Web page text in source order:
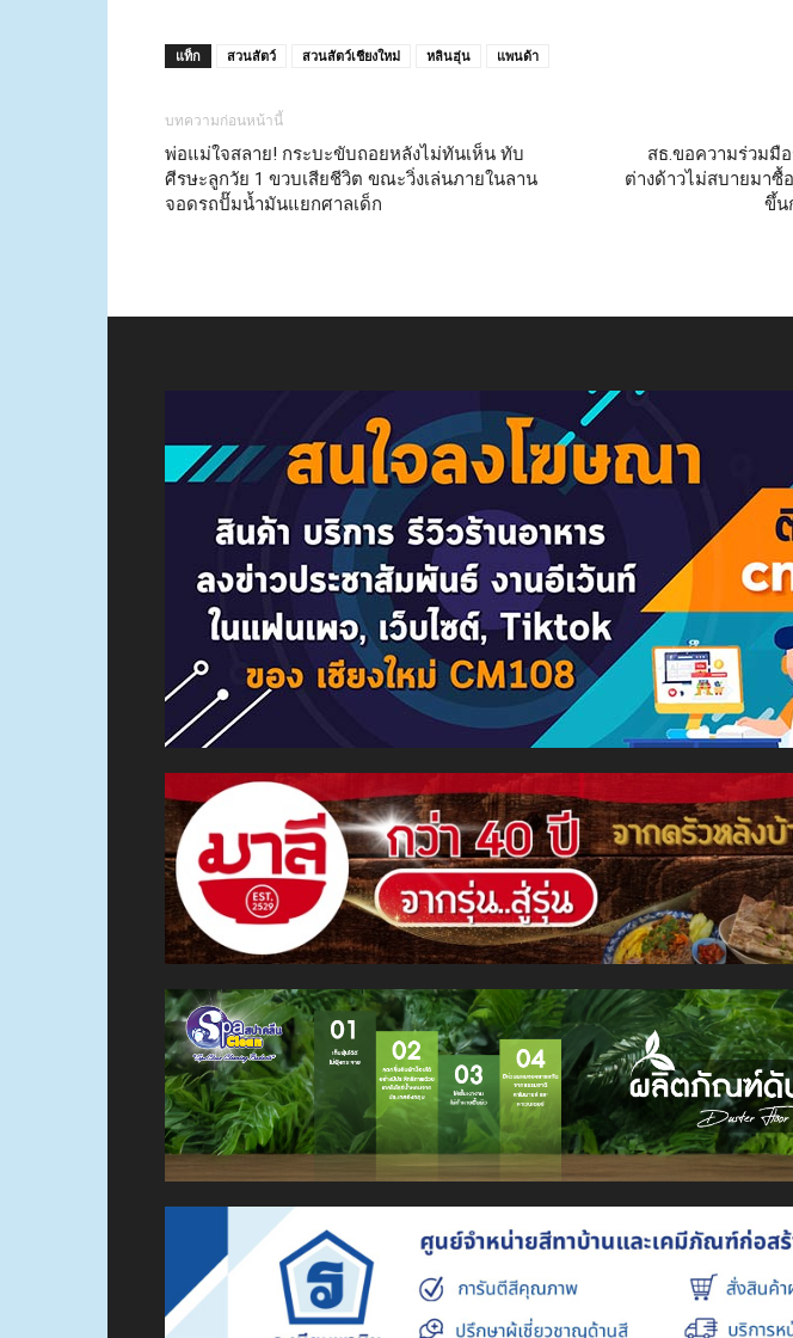
แท็ก สวนสัตว์ สวนสัตว์เชียงใหม่ หลินฮุ่น แพนด้า
บทความก่อนหน้านี้
พ่อแม่ใจสลาย! กระบะขับถอยหลังไม่ทันเห็น ทับ
ศีรษะลูกวัย 1 ขวบเสียชีวิต ขณะวิ่งเล่นภายในลาน
จอดรถปั๊มน้ำมันแยกศาลเด็ก
สธ.ขอความร่วมมื
ต่างด้าวไม่สบายมาซื้
ขึ้น